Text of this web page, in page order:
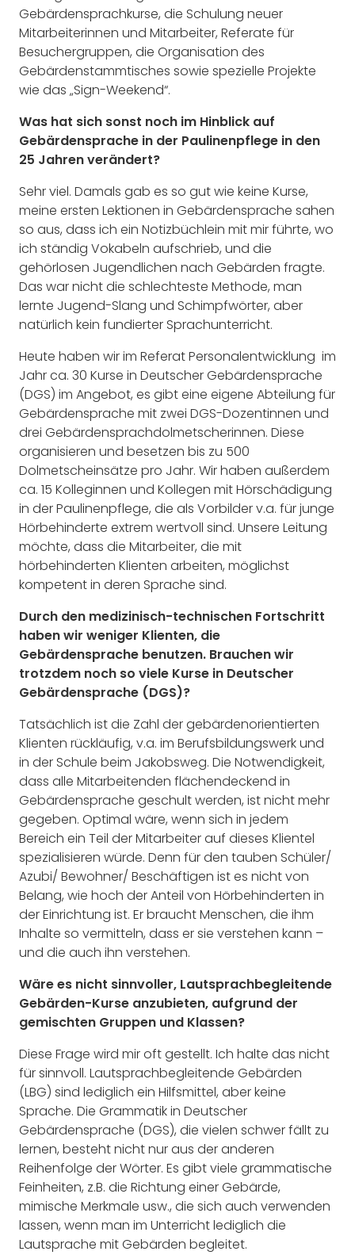
Gebärdensprachkurse, die Schulung neuer
Mitarbeiterinnen und Mitarbeiter, Referate für
Besuchergruppen, die Organisation des
Gebärdenstammtisches sowie spezielle Projekte
wie das „Sign-Weekend“.
Was hat sich sonst noch im Hinblick auf
Gebärdensprache in der Paulinenpflege in den
25 Jahren verändert?
Sehr viel. Damals gab es so gut wie keine Kurse,
meine ersten Lektionen in Gebärdensprache sahen
so aus, dass ich ein Notizbüchlein mit mir führte, wo
ich ständig Vokabeln aufschrieb, und die
gehörlosen Jugendlichen nach Gebärden fragte.
Das war nicht die schlechteste Methode, man
lernte Jugend-Slang und Schimpfwörter, aber
natürlich kein fundierter Sprachunterricht.
Heute haben wir im Referat Personalentwicklung im
Jahr ca. 30 Kurse in Deutscher Gebärdensprache
(DGS) im Angebot, es gibt eine eigene Abteilung für
Gebärdensprache mit zwei DGS-Dozentinnen und
drei Gebärdensprachdolmetscherinnen. Diese
organisieren und besetzen bis zu 500
Dolmetscheinsätze pro Jahr. Wir haben außerdem
ca. 15 Kolleginnen und Kollegen mit Hörschädigung
in der Paulinenpflege, die als Vorbilder v.a. für junge
Hörbehinderte extrem wertvoll sind. Unsere Leitung
möchte, dass die Mitarbeiter, die mit
hörbehinderten Klienten arbeiten, möglichst
kompetent in deren Sprache sind.
Durch den medizinisch-technischen Fortschritt
haben wir weniger Klienten, die
Gebärdensprache benutzen. Brauchen wir
trotzdem noch so viele Kurse in Deutscher
Gebärdensprache (DGS)?
Tatsächlich ist die Zahl der gebärdenorientierten
Klienten rückläufig, v.a. im Berufsbildungswerk und
in der Schule beim Jakobsweg. Die Notwendigkeit,
dass alle Mitarbeitenden flächendeckend in
Gebärdensprache geschult werden, ist nicht mehr
gegeben. Optimal wäre, wenn sich in jedem
Bereich ein Teil der Mitarbeiter auf dieses Klientel
spezialisieren würde. Denn für den tauben Schüler/
Azubi/ Bewohner/ Beschäftigen ist es nicht von
Belang, wie hoch der Anteil von Hörbehinderten in
der Einrichtung ist. Er braucht Menschen, die ihm
Inhalte so vermitteln, dass er sie verstehen kann –
und die auch ihn verstehen.
Wäre es nicht sinnvoller, Lautsprachbegleitende
Gebärden-Kurse anzubieten, aufgrund der
gemischten Gruppen und Klassen?
Diese Frage wird mir oft gestellt. Ich halte das nicht
für sinnvoll. Lautsprachbegleitende Gebärden
(LBG) sind lediglich ein Hilfsmittel, aber keine
Sprache. Die Grammatik in Deutscher
Gebärdensprache (DGS), die vielen schwer fällt zu
lernen, besteht nicht nur aus der anderen
Reihenfolge der Wörter. Es gibt viele grammatische
Feinheiten, z.B. die Richtung einer Gebärde,
mimische Merkmale usw., die sich auch verwenden
lassen, wenn man im Unterricht lediglich die
Lautsprache mit Gebärden begleitet.